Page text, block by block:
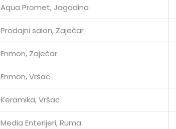
Aqua Promet, Jagodina
Prodajni salon, Zaječar
Enmon, Zaječar
Enmon, Vršac
Keramika, Vršac
Media Enterijeri, Ruma